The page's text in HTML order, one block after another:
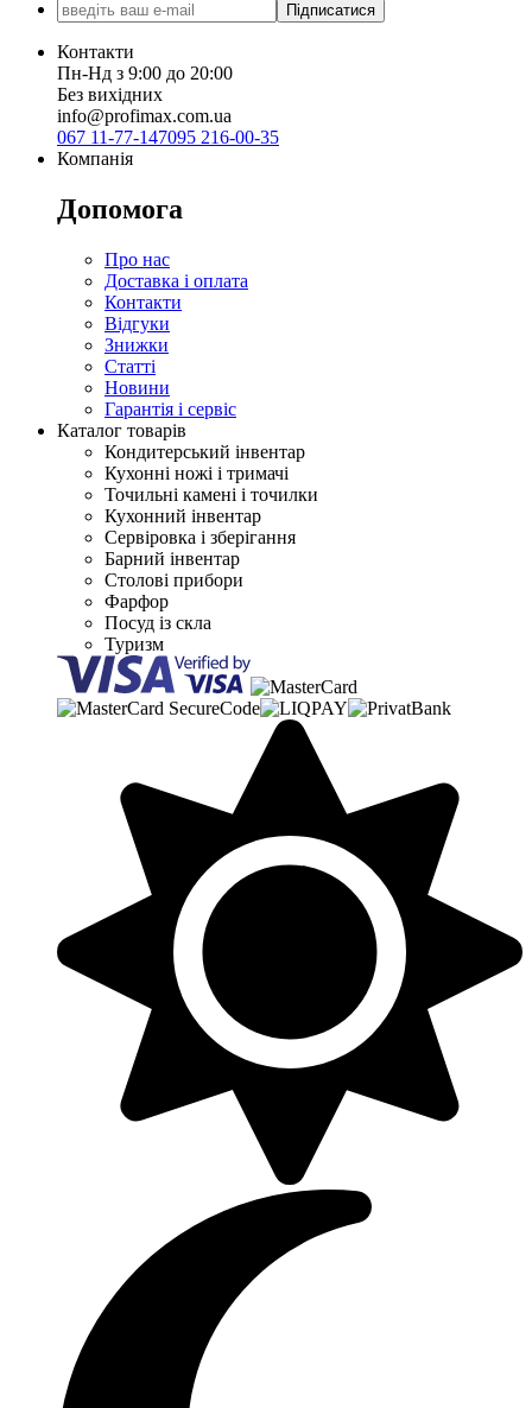
Підписатися
Контакти
Пн-Нд з 9:00 до 20:00
Без вихідних
info@profimax.com.ua
067 11-77-147095 216-00-35
Компанія
Допомога
Про нас
Доставка і оплата
Контакти
Відгуки
Знижки
Статті
Новини
Гарантія і сервіс
Каталог товарів
Кондитерський інвентар
Кухонні ножі і тримачі
Точильні камені і точилки
Кухонний інвентар
Сервіровка і зберігання
Барний інвентар
Столові прибори
Фарфор
Посуд із скла
Туризм